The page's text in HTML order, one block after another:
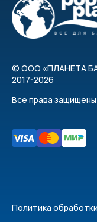
© ООО «ПЛАНЕТА
2017-2026
Все права защищены
Политика